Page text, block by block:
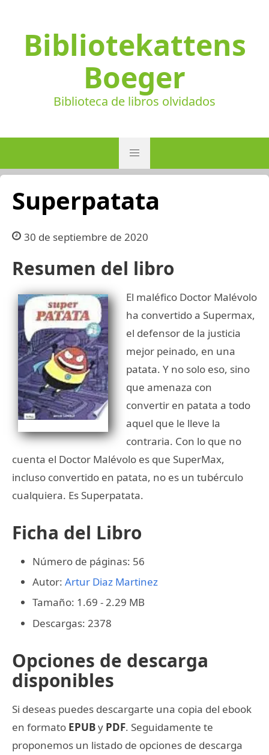
Bibliotekattens
Boeger
Biblioteca de libros olvidados
Superpatata
30 de septiembre de 2020
Resumen del libro
El maléfico Doctor Malévolo
ha convertido a Supermax,
el defensor de la justicia
mejor peinado, en una
patata. Y no solo eso, sino
que amenaza con
convertir en patata a todo
aquel que le lleve la
contraria. Con lo que no
cuenta el Doctor Malévolo es que SuperMax,
incluso convertido en patata, no es un tubérculo
cualquiera. Es Superpatata.
Ficha del Libro
Número de páginas: 56
Autor: Artur Diaz Martinez
Tamaño: 1.69 - 2.29 MB
Descargas: 2378
Opciones de descarga
disponibles
Si deseas puedes descargarte una copia del ebook
en formato EPUBy PDF. Seguidamente te
proponemos un listado de opciones de descarga